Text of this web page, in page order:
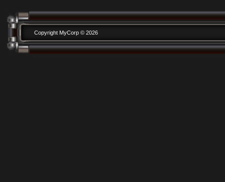
Copyright MyCorp © 2026